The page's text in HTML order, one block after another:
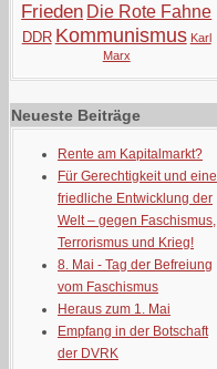
Frieden Die Rote Fahne
DDR Kommunismus Karl
Marx
Neueste Beiträge
Rente am Kapitalmarkt?
Für Gerechtigkeit und eine
friedliche Entwicklung der
Welt – gegen Faschismus,
Terrorismus und Krieg!
8. Mai - Tag der Befreiung
vom Faschismus
Heraus zum 1. Mai
Empfang in der Botschaft
der DVRK